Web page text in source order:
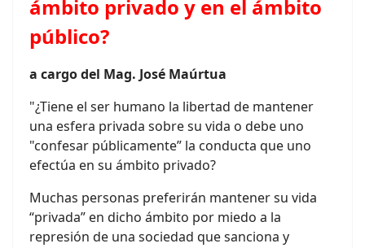
ámbito privado y en el ámbito
público?
a cargo del Mag. José Maúrtua
"¿Tiene el ser humano la libertad de mantener
una esfera privada sobre su vida o debe uno
"confesar públicamente” la conducta que uno
efectúa en su ámbito privado?
Muchas personas preferirán mantener su vida
“privada” en dicho ámbito por miedo a la
represión de una sociedad que sanciona y